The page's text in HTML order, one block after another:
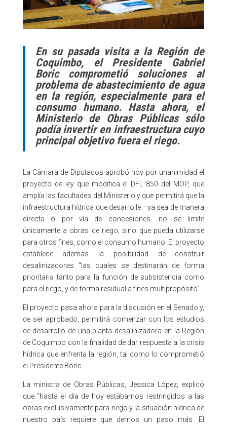
En su pasada visita a la Región de
Coquimbo, el Presidente Gabriel
Boric comprometió soluciones al
problema de abastecimiento de agua
en la región, especialmente para el
consumo humano. Hasta ahora, el
Ministerio de Obras Públicas sólo
podía invertir en infraestructura cuyo
principal objetivo fuera el riego.
La Cámara de Diputados aprobó hoy por unanimidad el
proyecto de ley que modifica el DFL 850 del MOP, que
amplía las facultades del Ministerio y que permitirá que la
infraestructura hídrica que desarrolle –ya sea de manera
directa o por vía de concesiones- no se limite
únicamente a obras de riego, sino que pueda utilizarse
para otros fines, como el consumo humano. El proyecto
establece además la posibilidad de construir
desalinizadoras “las cuales se destinarán de forma
prioritaria tanto para la función de subsistencia como
para el riego, y de forma residual a fines multipropósito”.
El proyecto pasa ahora para la discusión en el Senado y,
de ser aprobado, permitirá comenzar con los estudios
de desarrollo de una planta desalinizadora en la Región
de Coquimbo con la finalidad de dar respuesta a la crisis
hídrica que enfrenta la región, tal como lo comprometió
el Presidente Boric.
La ministra de Obras Públicas, Jessica López, explicó
que “hasta el día de hoy estábamos restringidos a las
obras exclusivamente para riego y la situación hídrica de
nuestro país requiere que demos un paso más. El